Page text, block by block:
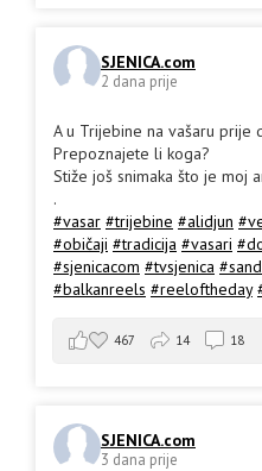
SJENICA.com
2 dana prije
A u Trijebine na vašaru prije
Prepoznajete li koga?
Stiže još snimaka što je moj
.
#vasar #trijebine #alidjun
#običaji #tradicija #vasari
#sjenicacom #tvsjenica
#balkanreels #reeloftheday
467 14 18
SJENICA.com
3 dana prije